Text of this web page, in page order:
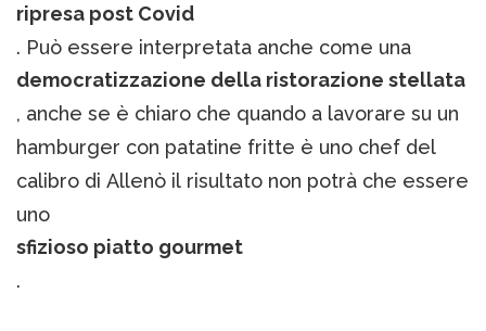
ripresa post Covid
. Può essere interpretata anche come una
democratizzazione della ristorazione stellata
, anche se è chiaro che quando a lavorare su un
hamburger con patatine fritte è uno chef del
calibro di Allenò il risultato non potrà che essere
uno
sfizioso piatto gourmet
.